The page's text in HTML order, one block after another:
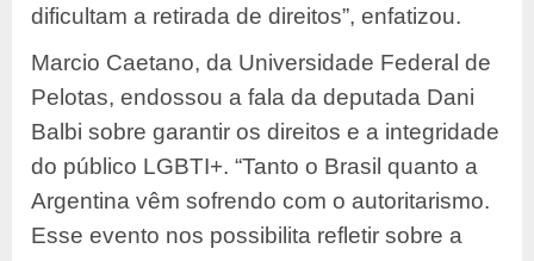
dificultam a retirada de direitos”, enfatizou.
Marcio Caetano, da Universidade Federal de
Pelotas, endossou a fala da deputada Dani
Balbi sobre garantir os direitos e a integridade
do público LGBTI+. “Tanto o Brasil quanto a
Argentina vêm sofrendo com o autoritarismo.
Esse evento nos possibilita refletir sobre a